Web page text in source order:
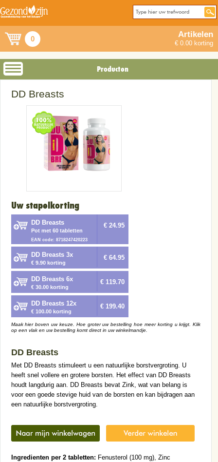
0 Artikelen
€ 0.00 korting
Producten
DD Breasts
Uw stapelkorting
DD Breasts
Pot met 60 tabletten
EAN code: 8718247420223
€ 24.95
DD Breasts 3x
€ 9.90 korting
€ 64.95
DD Breasts 6x
€ 30.00 korting
€ 119.70
DD Breasts 12x
€ 100.00 korting
€ 199.40
Maak hier boven uw keuze. Hoe groter uw bestelling hoe meer korting u krijgt. Klik
op een vlak en uw bestelling komt direct in uw winkelmandje.
DD Breasts
Met DD Breasts stimuleert u een natuurlijke borstvergroting. U
heeft snel vollere en grotere borsten. Het effect van DD Breasts
houdt langdurig aan. DD Breasts bevat Zink, wat van belang is
voor een goede stevige huid van de borsten en kan bijdragen aan
een natuurlijke borstvergroting.
Ingredienten per 2 tabletten: Fenusterol (100 mg), Zinc